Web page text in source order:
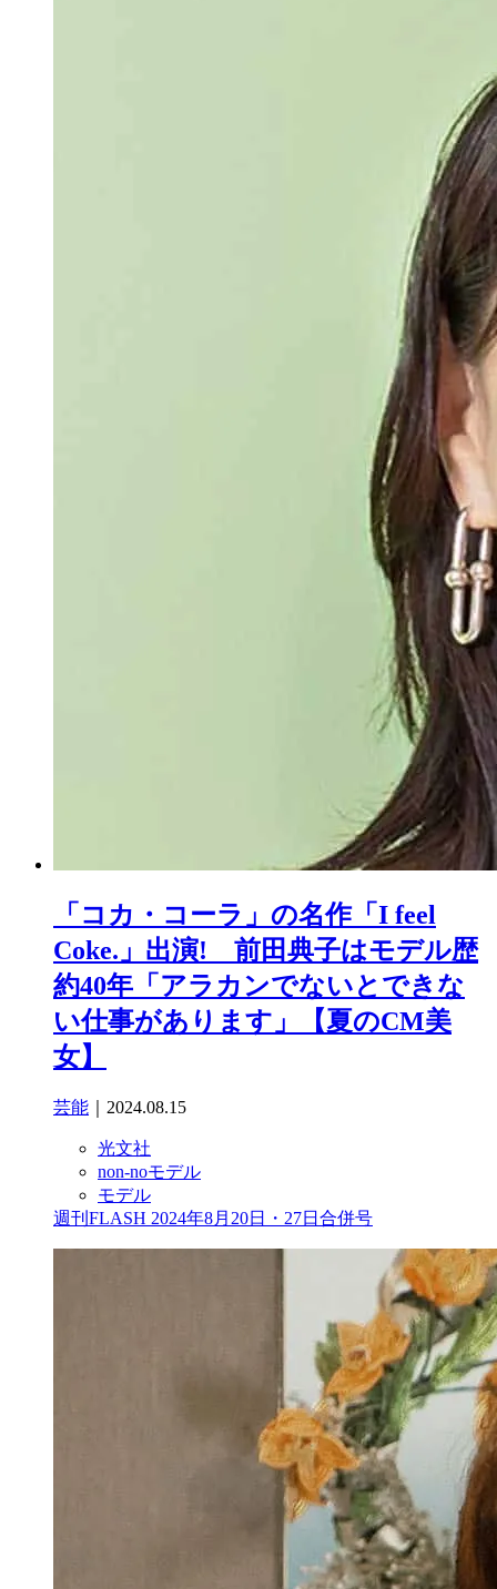
「コカ・コーラ」の名作「I feel
Coke.」出演! 前田典子はモデル歴
約40年「アラカンでないとできな
い仕事があります」【夏のCM美
女】
芸能 ｜2024.08.15
光文社
non-noモデル
モデル
週刊FLASH 2024年8月20日・27日合併号